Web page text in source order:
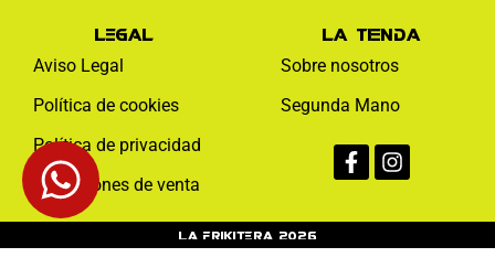
Legal
Aviso Legal
Política de cookies
Política de privacidad
Condiciones de venta
La tienda
Sobre nosotros
Segunda Mano
f
La Frikitera 2026